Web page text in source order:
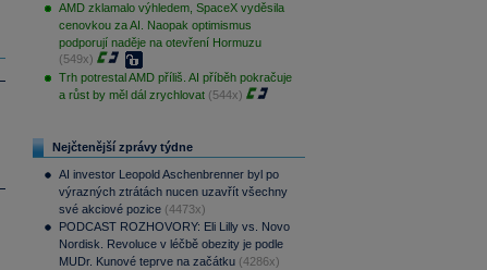
AMD zklamalo výhledem, SpaceX vyděsila
cenovkou za AI. Naopak optimismus
podporují naděje na otevření Hormuzu
(549x)
Trh potrestal AMD příliš. AI příběh pokračuje
a růst by měl dál zrychlovat (544x)
Nejčtenější zprávy týdne
AI investor Leopold Aschenbrenner byl po
výrazných ztrátách nucen uzavřít všechny
své akciové pozice (4473x)
PODCAST ROZHOVORY: Eli Lilly vs. Novo
Nordisk. Revoluce v léčbě obezity je podle
MUDr. Kunové teprve na začátku (4286x)